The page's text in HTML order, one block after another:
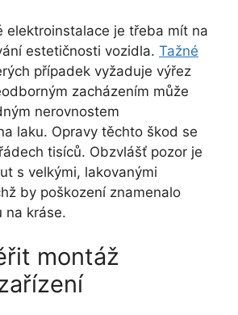
elektroinstalace je třeba mít na
estetičnosti vozidla. Tažné
případek vyžaduje výřez
zacházením může
nerovnostem
laku. Opravy těchto škod se
tisíců. Obzvlášť pozor je
s velkými, lakovanými
by poškození znamenalo
na kráse.
montáž